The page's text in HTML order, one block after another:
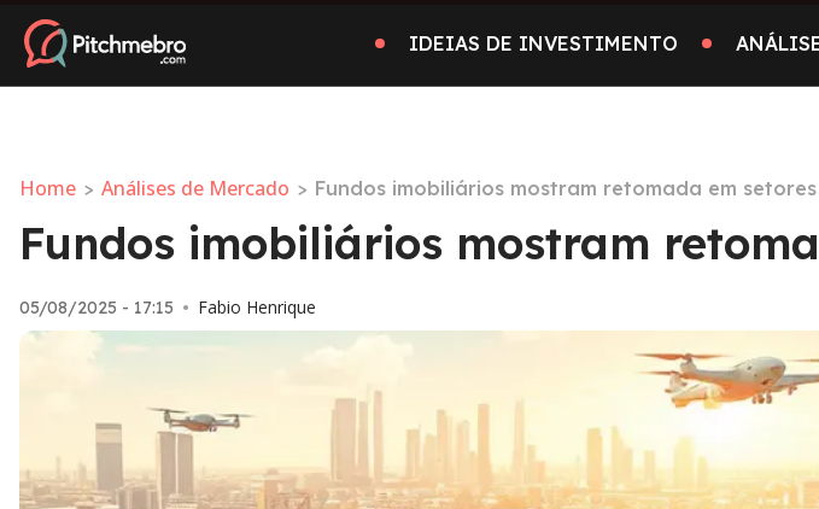
IDEIAS DE INVESTIMENTO
Home > Análises de Mercado > Fundos imobiliários mostram retomada em
Fundos imobiliários mostram
05/08/2025 - 17:15 • Fabio Henrique